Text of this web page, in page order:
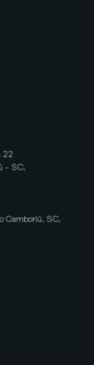
22
- SC,
Camboriú, SC,